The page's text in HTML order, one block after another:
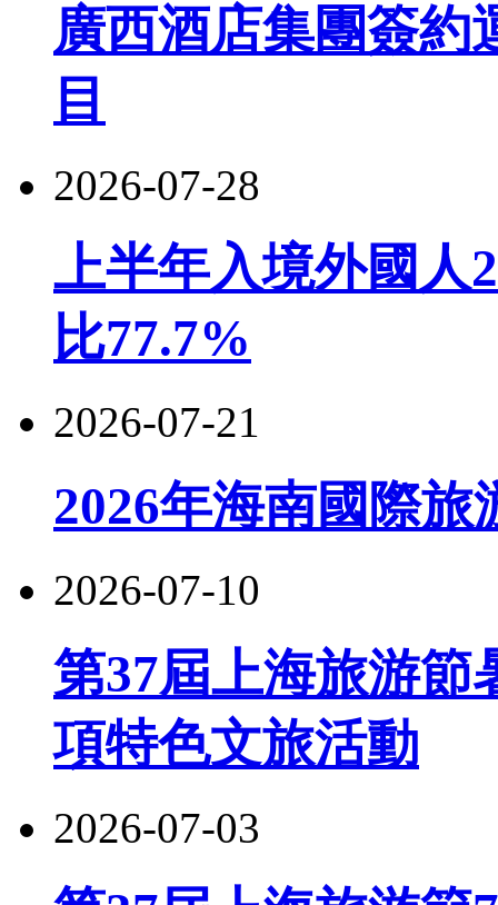
廣西酒店集團簽約
目
2026-07-28
上半年入境外國人
比77.7%
2026-07-21
2026年海南國際
2026-07-10
第37屆上海旅游節
項特色文旅活動
2026-07-03